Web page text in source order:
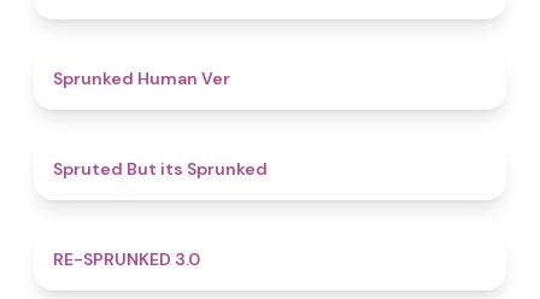
Sprunked Human Ver
Spruted But its Sprunked
RE-SPRUNKED 3.0